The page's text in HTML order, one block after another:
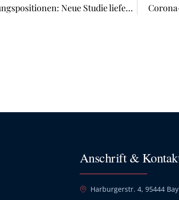
Gender Pay Gap, Arbeitszeiten, Führungspositionen: Neue Studie liefert geschlechtsspezifische Daten für viele Branchen
Anschrift &
Harburgerstr. 4, 95444